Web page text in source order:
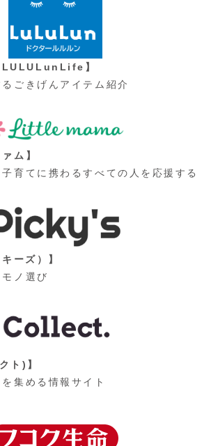
】
ごきげんアイテム紹介
ム】
子育てに携わるすべての人を応援する
ーズ）】
ノ選び
ト)】
集める情報サイト